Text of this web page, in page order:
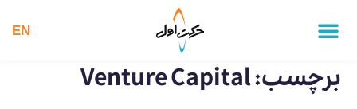
EN
برچسب:Venture Capital